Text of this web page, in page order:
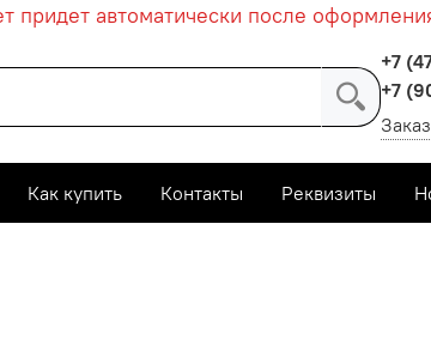
автоматически после оформления
+7
+7
Как купить Контакты Реквизиты